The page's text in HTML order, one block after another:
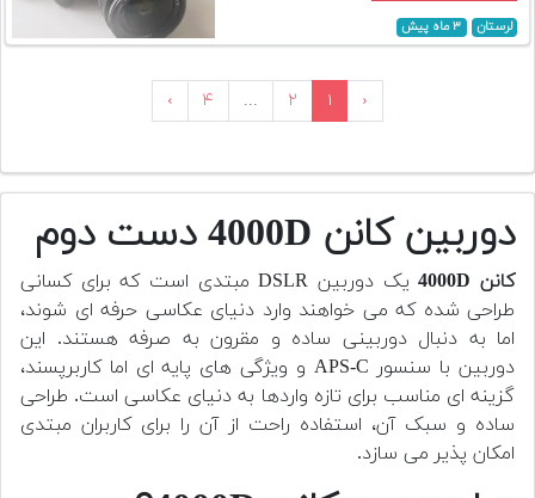
لرستان ۳ ماه پیش
‹ ۱ ۲ ... ۴ ›
دوربین کانن 4000D دست دوم
کانن 4000D
یک دوربین DSLR مبتدی است که برای کسانی
طراحی شده که می خواهند وارد دنیای عکاسی حرفه ای شوند،
اما به دنبال دوربینی ساده و مقرون به صرفه هستند. این
دوربین با سنسور APS-C و ویژگی های پایه ای اما کاربرپسند،
گزینه ای مناسب برای تازه واردها به دنیای عکاسی است. طراحی
ساده و سبک آن، استفاده راحت از آن را برای کاربران مبتدی
امکان پذیر می سازد.